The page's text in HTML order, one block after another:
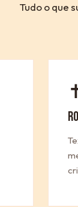
Tudo o que